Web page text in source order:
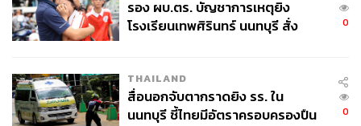
รอง ผบ.ตร. บัญชาการเหตุยิง
โรงเรียนเทพศิรินทร์ นนทบุรี สั่ง
0
THAILAND
สื่อนอกจับตากราดยิง รร. ใน
นนทบุรี ชี้ไทยมีอัตราครอบครองปืน
0